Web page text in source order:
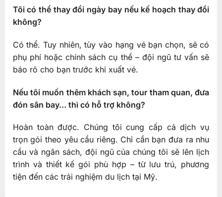
Tôi có thể thay đổi ngày bay nếu kế hoạch thay đổi
không?
Có thể. Tuy nhiên, tùy vào hạng vé bạn chọn, sẽ có
phụ phí hoặc chính sách cụ thể – đội ngũ tư vấn sẽ
báo rõ cho bạn trước khi xuất vé.
Nếu tôi muốn thêm khách sạn, tour tham quan, đưa
đón sân bay… thì có hỗ trợ không?
Hoàn toàn được. Chúng tôi cung cấp cả dịch vụ
trọn gói theo yêu cầu riêng. Chỉ cần bạn đưa ra nhu
cầu và ngân sách, đội ngũ của chúng tôi sẽ lên lịch
trình và thiết kế gói phù hợp – từ lưu trú, phương
tiện đến các trải nghiệm du lịch tại Mỹ.